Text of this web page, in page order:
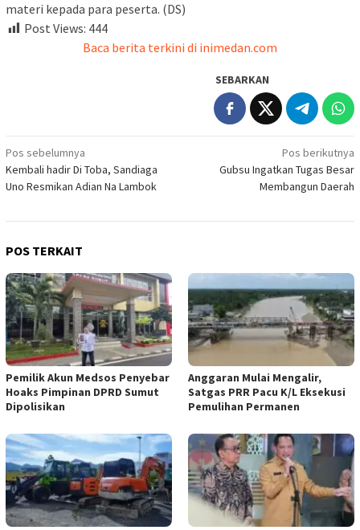
materi kepada para peserta. (DS)
Post Views: 444
Baca berita terkini di inimedan.com
SEBARKAN
Navigasi
pos
Pos sebelumnya
Kembali hadir Di Toba, Sandiaga
Uno Resmikan Adian Na Lambok
Pos berikutnya
Gubsu Ingatkan Tugas Besar
Membangun Daerah
POS TERKAIT
Pemilik Akun Medsos Penyebar
Hoaks Pimpinan DPRD Sumut
Dipolisikan
Anggaran Mulai Mengalir,
Satgas PRR Pacu K/L Eksekusi
Pemulihan Permanen